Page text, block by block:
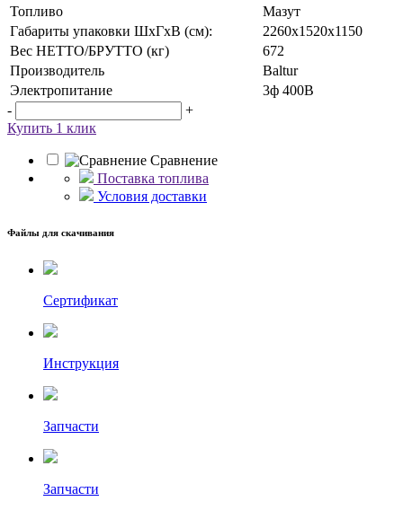
Топливо
Мазут
Габариты упаковки ШхГхВ (см):
2260x1520x1150
Вес НЕТТО/БРУТТО (кг)
672
Производитель
Baltur
Электропитание
3ф 400В
-
+
Купить 1 клик
Сравнение
Поставка топлива
Условия доставки
Файлы для скачивания
Сертификат
Инструкция
Запчасти
Запчасти